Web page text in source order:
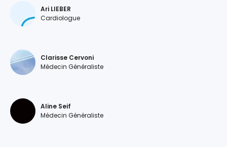
Ari LIEBER
Cardiologue
Clarisse Cervoni
Médecin Généraliste
Aline Seif
Médecin Généraliste